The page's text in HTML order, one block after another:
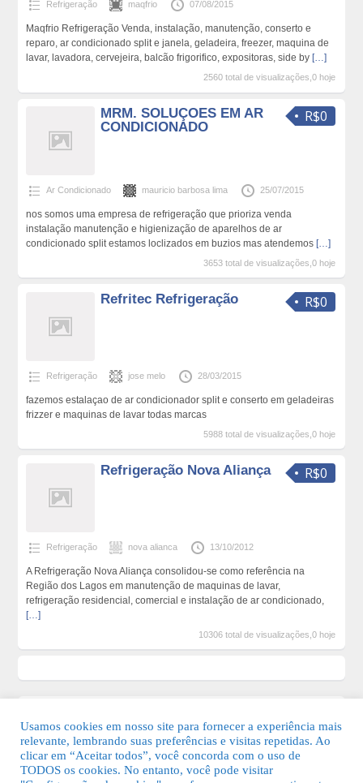
Refrigeração maqfrio 07/08/2015
Maqfrio Refrigeração Venda, instalação, manutenção, conserto e
reparo, ar condicionado split e janela, geladeira, freezer, maquina de
lavar, lavadora, cervejeira, balcão frigorifico, expositoras, side by […]
2560 total de visualizações,0 hoje
R$0
MRM. SOLUÇOES EM AR
CONDICIONADO
Ar Condicionado mauricio barbosa lima 25/07/2015
nos somos uma empresa de refrigeração que prioriza venda
instalação manutenção e higienização de aparelhos de ar
condicionado split estamos loclizados em buzios mas atendemos […]
3653 total de visualizações,0 hoje
R$0
Refritec Refrigeração
Refrigeração jose melo 28/03/2015
fazemos estalaçao de ar condicionador split e conserto em geladeiras
frizzer e maquinas de lavar todas marcas
5988 total de visualizações,0 hoje
R$0
Refrigeração Nova Aliança
Refrigeração nova alianca 13/10/2012
A Refrigeração Nova Aliança consolidou-se como referência na
Região dos Lagos em manutenção de maquinas de lavar,
refrigeração residencial, comercial e instalação de ar condicionado,
[…]
10306 total de visualizações,0 hoje
Usamos cookies em nosso site para fornecer a experiência mais
relevante, lembrando suas preferências e visitas repetidas. Ao
clicar em “Aceitar todos”, você concorda com o uso de
TODOS os cookies. No entanto, você pode visitar